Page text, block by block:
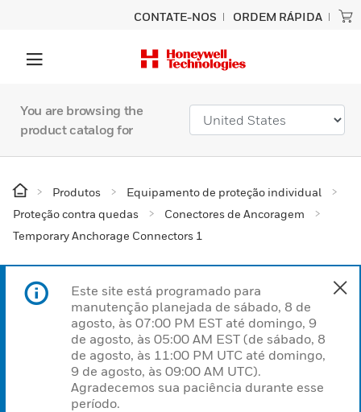
CONTATE-NOS ORDEM RÁPIDA
You are browsing the
product catalog for
Produtos
Equipamento de proteção individual
Proteção contra quedas
Conectores de Ancoragem
Temporary Anchorage Connectors 1
Este site está programado para
manutenção planejada de sábado, 8 de
agosto, às 07:00 PM EST até domingo, 9
de agosto, às 05:00 AM EST (de sábado, 8
de agosto, às 11:00 PM UTC até domingo,
9 de agosto, às 09:00 AM UTC).
Agradecemos sua paciência durante esse
período.